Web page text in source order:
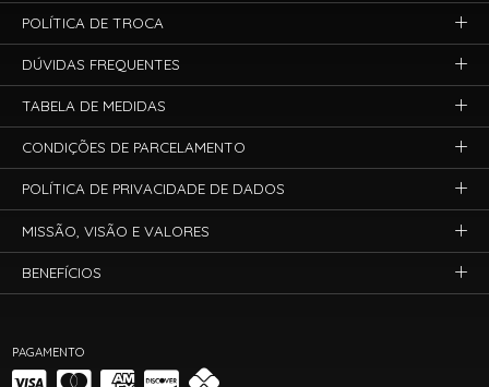
PAGAMENTO
POLÍTICA DE TROCA
DÚVIDAS FREQUENTES
TABELA DE MEDIDAS
CONDIÇÕES DE PARCELAMENTO
POLÍTICA DE PRIVACIDADE DE DADOS
MISSÃO, VISÃO E VALORES
BENEFÍCIOS